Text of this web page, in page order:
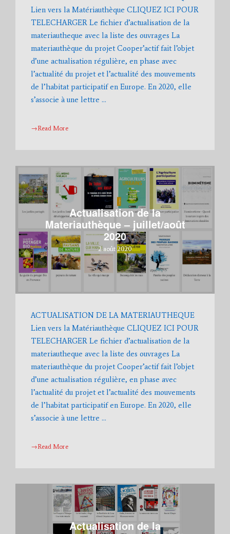
Lien vers la Matériauthèque CLIQUEZ ICI POUR
TELECHARGER Le fichier d’actualisation de la
materiautheque avec la liste des ouvrages La
materiauthèque du projet Cooper’actif fait l’objet
d’une actualisation régulière, en phase avec
l’actualité du projet et l’actualité des mouvements
de l’habitat participatif en Europe. En 2020, elle
s’associe à une lettre …
→Read More
Actualisation de la
Materiauthèque – juillet/août
2020
2 août 2020
ACTUALISATION DE LA MATERIAUTHEQUE
Lien vers la Matériauthèque CLIQUEZ ICI POUR
TELECHARGER Le fichier d’actualisation de la
materiautheque avec la liste des ouvrages La
materiauthèque du projet Cooper’actif fait l’objet
d’une actualisation régulière, en phase avec
l’actualité du projet et l’actualité des mouvements
de l’habitat participatif en Europe. En 2020, elle
s’associe à une lettre …
→Read More
Actualisation de la